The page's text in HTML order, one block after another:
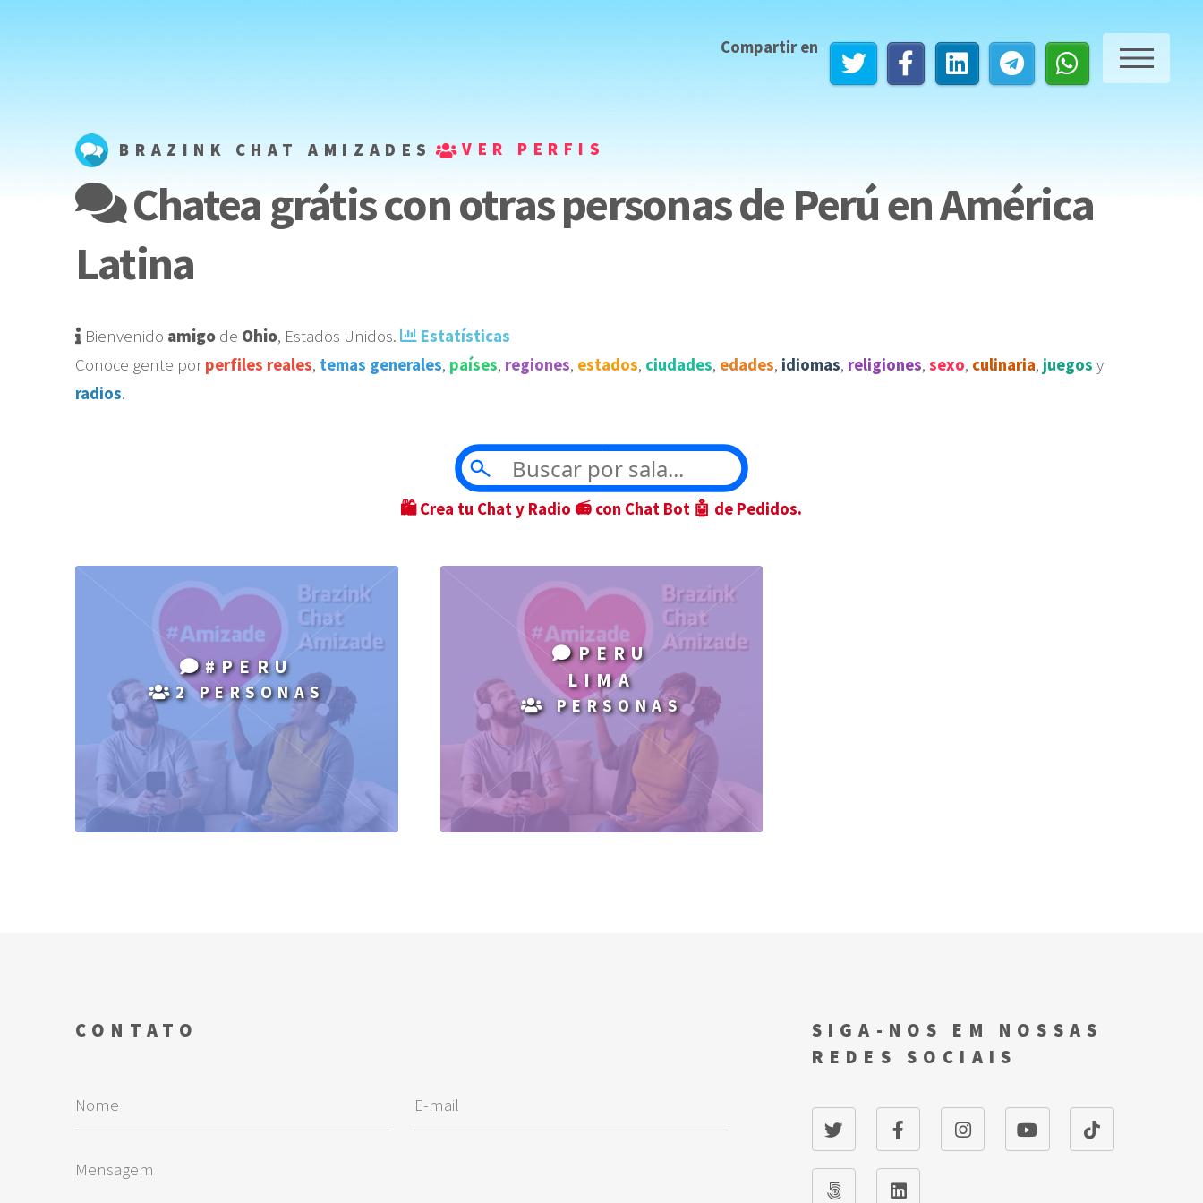
BRAZINK CHAT AMIZADES VER PERFIS
Compartir en
Chatea grátis con otras personas de Perú en América
Latina
Bienvenido amigode Ohio, Estados Unidos️.
Estatísticas
Conoce gente porperfiles reales, temas generales, países, regiones, estados, ciudades, edades, idiomas, religiones, sexo, culinaria, juegos y
radios.
🛍 Crea tu Chat y Radio 📻 con Chat Bot 🤖 de Pedidos.
#PERU
2 PERSONAS
PERU
LIMA
PERSONAS
CONTATO
SIGA-NOS EM NOSSAS
REDES SOCIAIS